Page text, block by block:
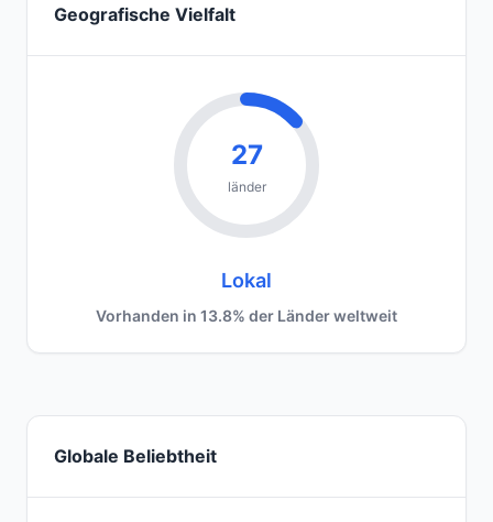
Geografische Vielfalt
27
länder
Lokal
Vorhanden in 13.8% der Länder weltweit
Globale Beliebtheit